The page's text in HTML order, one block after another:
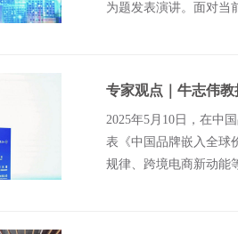
为题发表演讲。面对当
专家观点｜牛志伟
2025年5月10日，在中
表《中国品牌嵌入全球
规律、跨境电商新动能